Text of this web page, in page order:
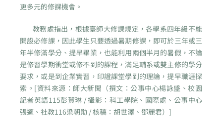
更多元的修課機會。
教務處指出，根據臺師大修課規定，各學系四年級不能
開設必修課，因此學生只要透過暑期修課，即可於三年或三
年半修滿學分、提早畢業，也能利用兩個半月的暑假，不論
是修習學期衝堂或修不到的課程，滿足輔系或雙主修的學分
要求，或是到企業實習，印證課堂學到的理論，提早職涯探
索。[資料來源：師大新聞（撰文：公事中心楊詠盛、校園
記者英語115彭賀琳 / 攝影：科工學院、國際處、公事中心
張適、社教116梁朝勛 / 核稿：胡世澤、鄧麗君）]